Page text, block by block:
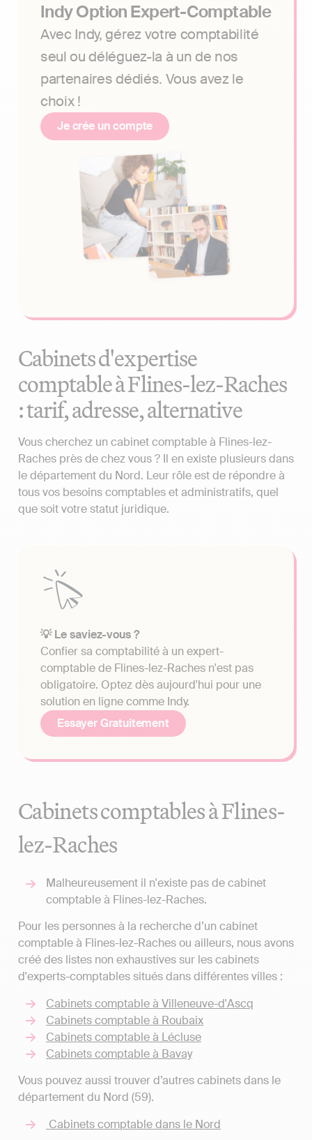
Indy Option Expert-Comptable
Avec Indy, gérez votre comptabilité
seul ou déléguez-la à un de nos
partenaires dédiés. Vous avez le
choix !
Je crée un compte
Cabinets d'expertise
comptable à Flines-lez-Raches
: tarif, adresse, alternative
Vous cherchez un cabinet comptable à Flines-lez-
Raches près de chez vous ? Il en existe plusieurs dans
le département du Nord. Leur rôle est de répondre à
tous vos besoins comptables et administratifs, quel
que soit votre statut juridique.
💡 Le saviez-vous ?
Confier sa comptabilité à un expert-
comptable de Flines-lez-Raches n'est pas
obligatoire. Optez dès aujourd'hui pour une
solution en ligne comme Indy.
Essayer Gratuitement
Cabinets comptables à Flines-
lez-Raches
Malheureusement il n'existe pas de cabinet
comptable à Flines-lez-Raches.
Pour les personnes à la recherche d’un cabinet
comptable à Flines-lez-Raches ou ailleurs, nous avons
créé des listes non exhaustives sur les cabinets
d'experts-comptables situés dans différentes villes :
Cabinets comptable à Villeneuve-d'Ascq
Cabinets comptable à Roubaix
Cabinets comptable à Lécluse
Cabinets comptable à Bavay
Vous pouvez aussi trouver d’autres cabinets dans le
département du Nord (59).
Cabinets comptable dans le Nord